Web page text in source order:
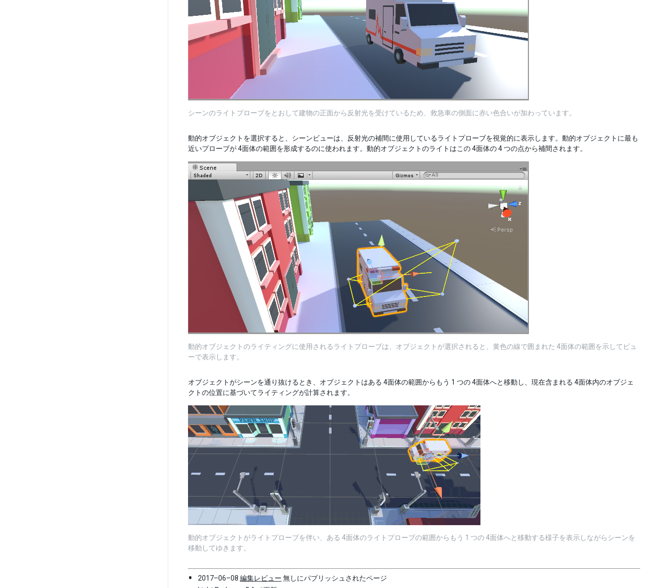
シーンのライトプローブをとおして建物の正面から反射光を受けているため、救急車の側面に赤い色合いが加わっています。
動的オブジェクトを選択すると、シーンビューは、反射光の補間に使用しているライトプローブを視覚的に表示します。動的オブジェクトに最も
近いプローブが 4面体の範囲を形成するのに使われます。動的オブジェクトのライトはこの 4面体の 4 つの点から補間されます。
動的オブジェクトのライティングに使用されるライトプローブは、オブジェクトが選択されると、黄色の線で囲まれた 4面体の範囲を示してビュ
ーで表示します。
オブジェクトがシーンを通り抜けるとき、オブジェクトはある 4面体の範囲からもう 1 つの 4面体へと移動し、現在含まれる 4面体内のオブジェ
クトの位置に基づいてライティングが計算されます。
動的オブジェクトがライトプローブを伴い、ある 4面体のライトプローブの範囲からもう 1 つの 4面体へと移動する様子を表示しながらシーンを
移動してゆきます。
2017–06–08 編集レビュー 無しにパブリッシュされたページ